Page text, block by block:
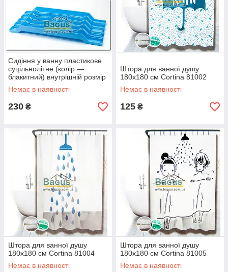
Сидіння у ванну пластикове
суцільнолітне (колір —
блакитний) внутрішній розмір
54 см
Немає в наявності
230 ₴
Штора для ванної душу
180х180 см Cortina 81002
Немає в наявності
125 ₴
Штора для ванної душу
180х180 см Cortina 81004
Немає в наявності
Штора для ванної душу
180х180 см Cortina 81005
Немає в наявності